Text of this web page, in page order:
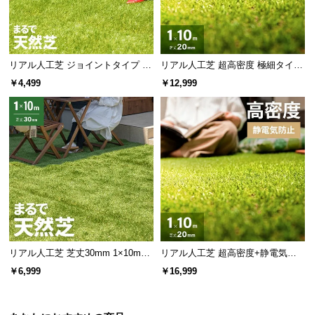
リアル人工芝 ジョイントタイプ 30
cm 9枚 芝丈35mm
￥4,499
リアル人工芝 超高密度 極細タイプ
芝丈20mm 1×10m
￥12,999
リアル人工芝 芝丈30mm 1×10m
（自然な見た目を追求・U字ピン付
属）
￥6,999
リアル人工芝 超高密度+静電気防
止 高耐久タイプ・質感を追求 芝丈
20mm 1×10m
￥16,999